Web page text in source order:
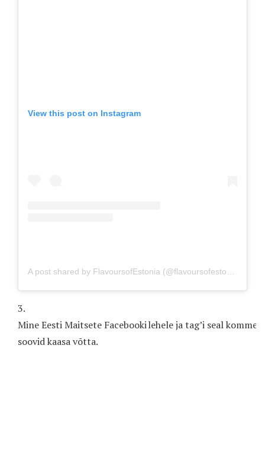
View this post on Instagram
3.
Mine Eesti Maitsete Facebooki lehele ja tag’i seal
soovid kaasa võtta.